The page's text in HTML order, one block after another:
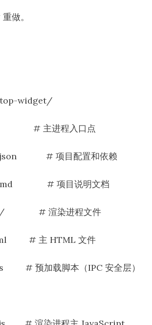
做。
widget/
# 主进程入口点
# 项目配置和依赖
# 项目说明文档
# 渲染进程文件
# 主 HTML 文件
# 预加载脚本（IPC 安全层）